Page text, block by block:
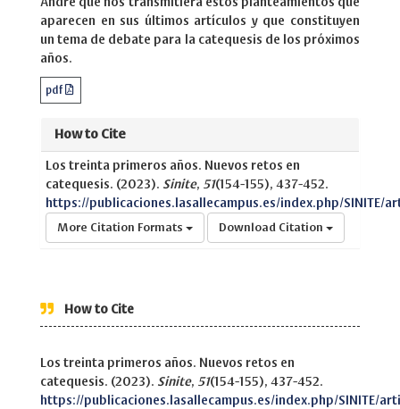
aparecen en sus últimos artículos y que constituyen
un tema de debate para la catequesis de los próximos
años.
pdf
How to Cite
Los treinta primeros años. Nuevos retos en
catequesis. (2023). Sinite, 51(154-155), 437-452.
https://publicaciones.lasallecampus.es/index.php/SINITE/
More Citation Formats Download Citation
How to Cite
Los treinta primeros años. Nuevos retos en
catequesis. (2023). Sinite, 51(154-155), 437-452.
https://publicaciones.lasallecampus.es/index.php/SINITE/